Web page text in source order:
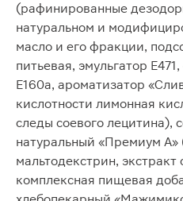
(рафинированные
натуральном и
масло и его фракции,
питьевая, эмульгатор
Е160а, ароматизатор
кислотности лимонная
следы соевого лецитина),
натуральный «Премиум А»
мальтодекстрин,
комплексная пищевая